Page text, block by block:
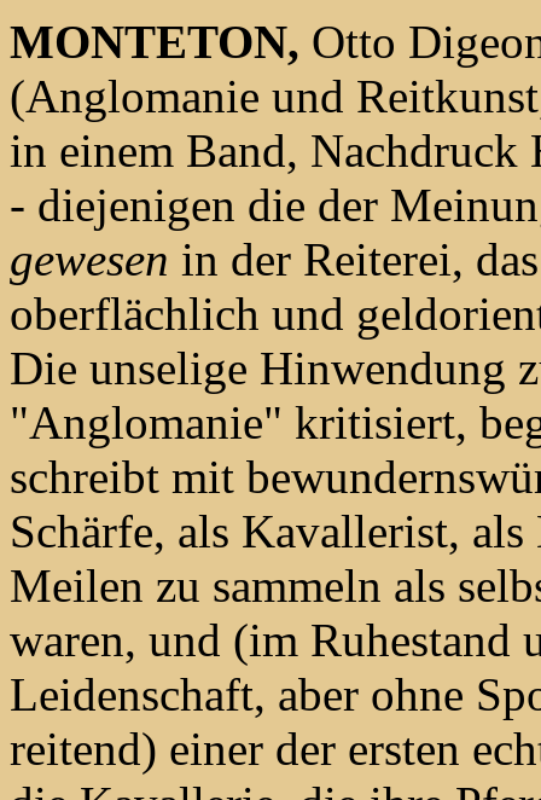
MONTETON, Otto
(Anglomanie und
in einem Band,
- diejenigen die der
gewesen in der Reiterei,
oberflächlich und
Die unselige Hinwendung
"Anglomanie" kritisiert,
schreibt mit
Schärfe, als Kavallerist,
Meilen zu sammeln als
waren, und (im Ruhestand
Leidenschaft, aber ohne
reitend) einer der ersten